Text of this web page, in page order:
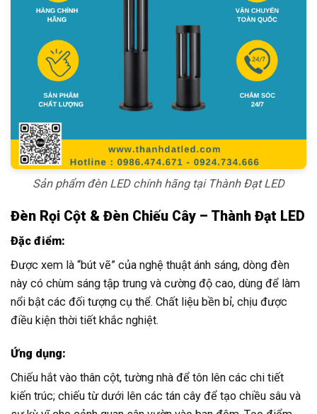
Sản phẩm đèn LED chính hãng tại Thành Đạt LED
Đèn Rọi Cột & Đèn Chiếu Cây – Thành Đạt LED
Đặc điểm:
Được xem là “bút vẽ” của nghệ thuật ánh sáng, dòng đèn
này có chùm sáng tập trung và cường độ cao, dùng để làm
nổi bật các đối tượng cụ thể. Chất liệu bền bỉ, chịu được
điều kiện thời tiết khắc nghiệt.
Ứng dụng:
Chiếu hắt vào thân cột, tường nhà để tôn lên các chi tiết
kiến trúc; chiếu từ dưới lên các tán cây để tạo chiều sâu và